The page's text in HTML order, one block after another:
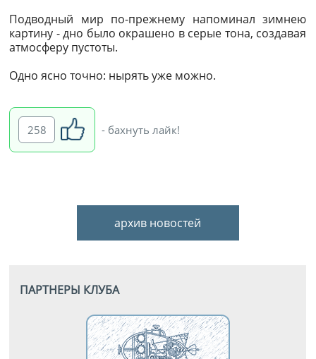
Подводный мир по-прежнему напоминал зимнею
картину - дно было окрашено в серые тона, создавая
атмосферу пустоты.
Одно ясно точно: нырять уже можно.
258 - бахнуть лайк!
архив новостей
ПАРТНЕРЫ КЛУБА